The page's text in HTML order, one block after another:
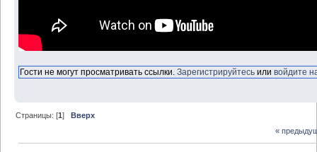
Гости не могут просматривать ссылки.Зарегистрируйтесь иливойдите
Страницы: [1]
Вверх
«